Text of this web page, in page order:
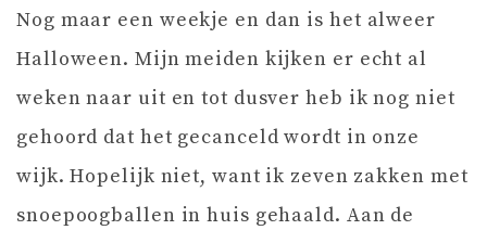
Nog maar een weekje en dan is het alweer
Halloween. Mijn meiden kijken er echt al
weken naar uit en tot dusver heb ik nog niet
gehoord dat het gecanceld wordt in onze
wijk. Hopelijk niet, want ik zeven zakken met
snoepoogballen in huis gehaald. Aan de